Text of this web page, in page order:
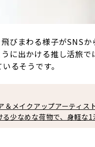
びまわる様子がSNS
に出かける推し活旅
るそうです。
＆メイクアップアーティ
る少なめな荷物で、身軽